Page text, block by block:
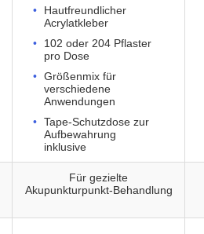
Hautfreundlicher
Acrylatkleber
102 oder 204 Pflaster
pro Dose
Größenmix für
verschiedene
Anwendungen
Tape-Schutzdose zur
Aufbewahrung
inklusive
Für gezielte
Akupunkturpunkt-Behandlung